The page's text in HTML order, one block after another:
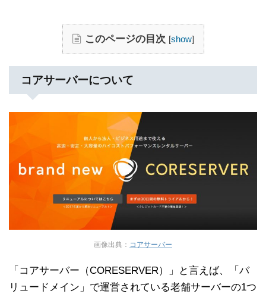
このページの目次 [show]
コアサーバーについて
画像出典： コアサーバー
「コアサーバー（CORESERVER）」と言えば、「バ
リュードメイン」で運営されている老舗サーバーの1つ